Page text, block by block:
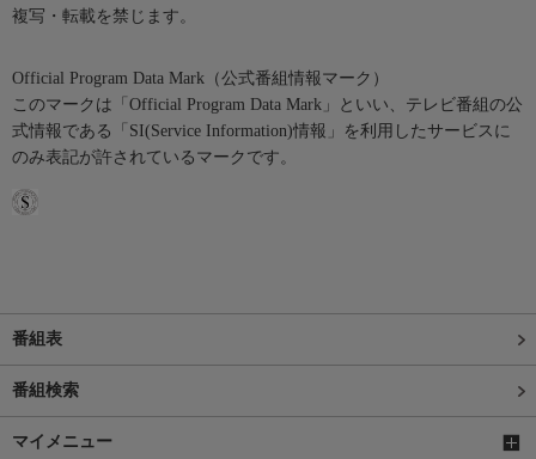
複写・転載を禁じます。
Official Program Data Mark（公式番組情報マーク）
このマークは「Official Program Data Mark」といい、テレビ番組の公
式情報である「SI(Service Information)情報」を利用したサービスに
のみ表記が許されているマークです。
番組表
番組検索
マイメニュー